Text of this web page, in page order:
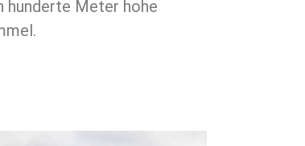
hunderte Meter hohe